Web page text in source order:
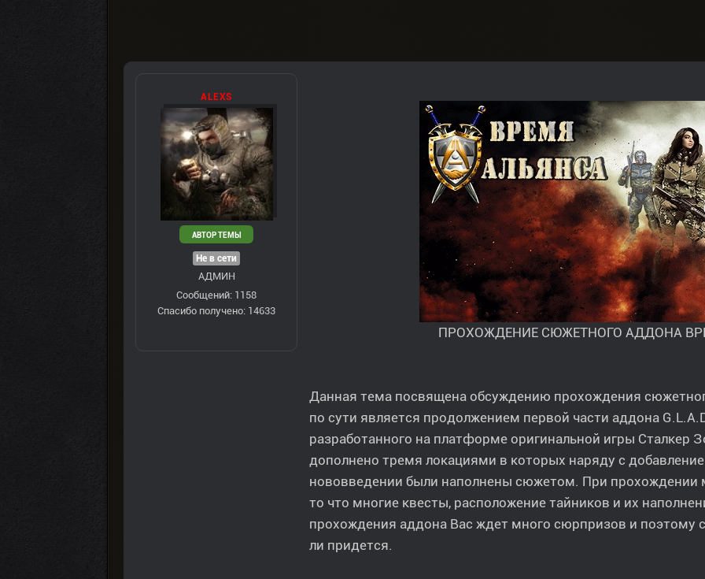
ALEXS
АВТОР ТЕМЫ
Не в сети
АДМИН
Сообщений: 1158
Спасибо получено: 14633
ПРОХОЖДЕНИЕ СЮЖЕТНОГО АДДОНА
Данная тема посвящена обсуждению прохождения
по сути является продолжением первой части аддона
разработанного на платформе оригинальной игры Сталкер
дополнено тремя локациями в которых наряду с
нововведении были наполнены сюжетом. При прохождении
то что многие квесты, расположение тайников и их
прохождения аддона Вас ждет много сюрпризов и поэтому
ли придется.